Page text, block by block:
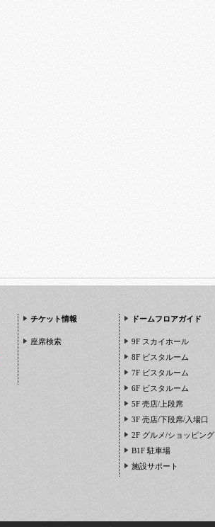
チケット情報
座席検索
ドームフロアガイド
9F スカイホール
8F ビスタルーム
7F ビスタルーム
6F ビスタルーム
5F 売店/上段席
3F 売店/下段席/入場口
2F グルメ/ショッピング
B1F 駐車場
施設サポート